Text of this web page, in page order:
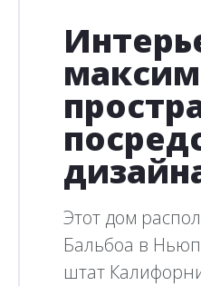
Этот дом
Бальбоа в
штат